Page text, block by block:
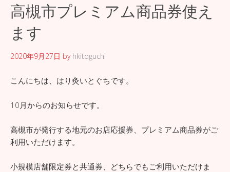
高槻市プレミアム商品券使え
ます
2020年9月27日 by hkitoguchi
こんにちは、はり灸いとぐちです。
10月からのお知らせです。
高槻市が発行する地元のお店応援券、プレミアム商品券がご
利用いただけます。
小規模店舗限定券と共通券、どちらでもご利用いただけま